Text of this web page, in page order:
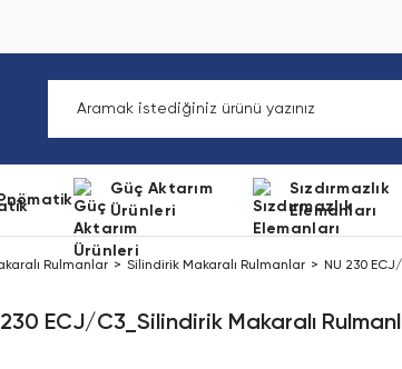
Pnömatik
Güç Aktarım
Ürünleri
Sızdırmazlık
Elemanları
Rulmanlar Silindirik Makaralı Rulmanlar NU 230
230 ECJ/C3_Silindirik Makaralı